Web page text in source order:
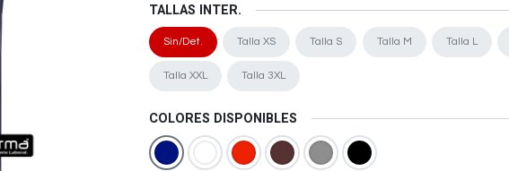
TALLAS INTER.
Sin/Det. Talla XS Talla S Talla M Talla L
Talla XXL Talla 3XL
COLORES DISPONIBLES